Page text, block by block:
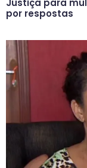
Justiça para
por respostas